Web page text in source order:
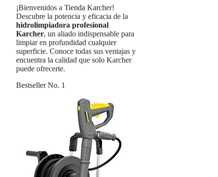
¡Bienvenidos a Tienda Karcher!
Descubre la potencia y eficacia de la
hidrolimpiadora profesional
Karcher, un aliado indispensable para
limpiar en profundidad cualquier
superficie. Conoce todas sus ventajas y
encuentra la calidad que solo Karcher
puede ofrecerte.
Bestseller No. 1